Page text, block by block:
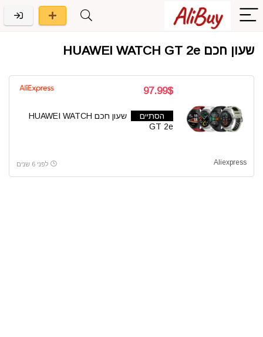
שעון חכם HUAWEI WATCH GT 2e
97.99$
הסתיים
שעון חכם HUAWEI WATCH
GT 2e
Aliexpress לפני 6 שנים